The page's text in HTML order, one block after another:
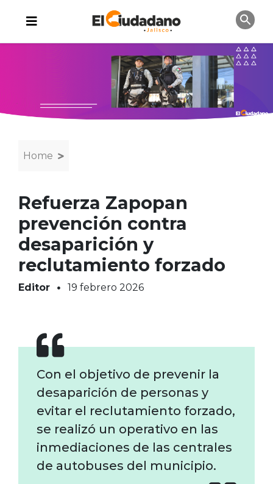
Home
Refuerza Zapopan
prevención contra
desaparición y
reclutamiento forzado
Editor 19 febrero 2026
Con el objetivo de prevenir la
desaparición de personas y
evitar el reclutamiento forzado,
se realizó un operativo en las
inmediaciones de las centrales
de autobuses del municipio.